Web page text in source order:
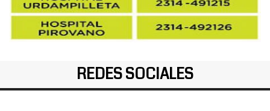
REDES SOCIALES